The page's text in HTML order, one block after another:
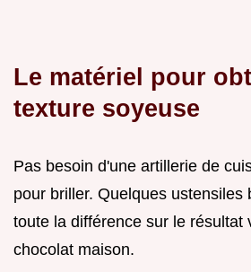
Le matériel pour
texture soyeuse
Pas besoin d'une artillerie de
pour briller. Quelques ustensiles
toute la différence sur le résultat
chocolat maison.